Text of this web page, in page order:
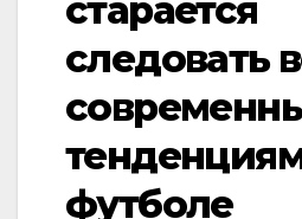
старается
следовать
футболе